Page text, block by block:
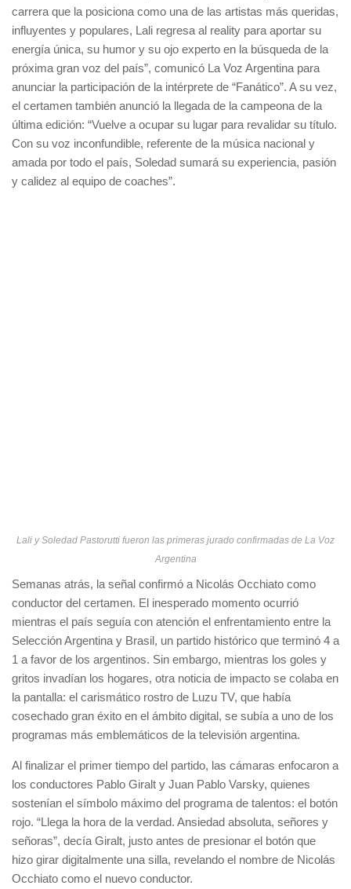
carrera que la posiciona como una de las artistas más queridas,
influyentes y populares, Lali regresa al reality para aportar su
energía única, su humor y su ojo experto en la búsqueda de la
próxima gran voz del país”, comunicó La Voz Argentina para
anunciar la participación de la intérprete de “Fanático”. A su vez,
el certamen también anunció la llegada de la campeona de la
última edición: “Vuelve a ocupar su lugar para revalidar su título.
Con su voz inconfundible, referente de la música nacional y
amada por todo el país, Soledad sumará su experiencia, pasión
y calidez al equipo de coaches”.
Lali y Soledad Pastorutti fueron las primeras jurado confirmadas de La Voz
Argentina
Semanas atrás, la señal confirmó a Nicolás Occhiato como
conductor del certamen. El inesperado momento ocurrió
mientras el país seguía con atención el enfrentamiento entre la
Selección Argentina y Brasil, un partido histórico que terminó 4 a
1 a favor de los argentinos. Sin embargo, mientras los goles y
gritos invadían los hogares, otra noticia de impacto se colaba en
la pantalla: el carismático rostro de Luzu TV, que había
cosechado gran éxito en el ámbito digital, se subía a uno de los
programas más emblemáticos de la televisión argentina.
Al finalizar el primer tiempo del partido, las cámaras enfocaron a
los conductores Pablo Giralt y Juan Pablo Varsky, quienes
sostenían el símbolo máximo del programa de talentos: el botón
rojo. “Llega la hora de la verdad. Ansiedad absoluta, señores y
señoras”, decía Giralt, justo antes de presionar el botón que
hizo girar digitalmente una silla, revelando el nombre de Nicolás
Occhiato como el nuevo conductor.